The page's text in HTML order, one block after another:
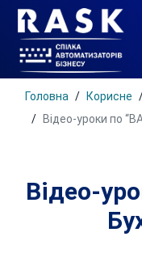
Головна Корисне
Відео-уроки по
Відео-